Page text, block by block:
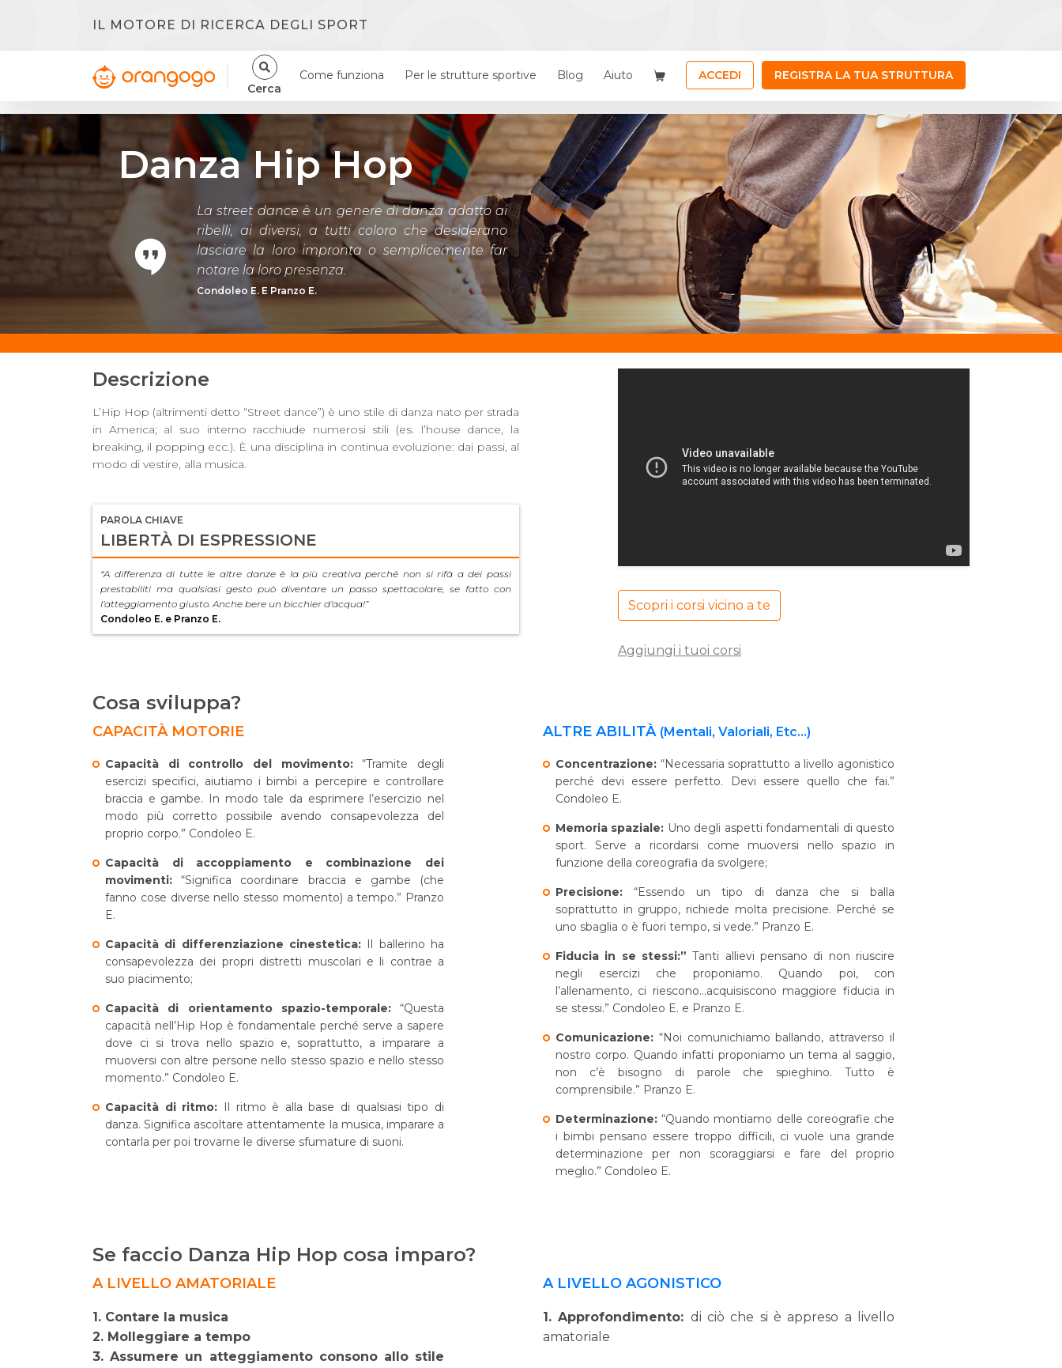
IL MOTORE DI RICERCA DEGLI SPORT
Cerca
Come funziona Per le strutture sportive Blog Aiuto ACCEDI REGISTRA LA TUA STRUTTURA
Danza Hip Hop
La street dance è un genere di danza adatto ai
ribelli, ai diversi, a tutti coloro che desiderano
lasciare la loro impronta o semplicemente far
notare la loro presenza.
Condoleo E. E Pranzo E.
Descrizione
L’Hip Hop (altrimenti detto “Street dance”) è uno stile di danza nato per strada
in America; al suo interno racchiude numerosi stili (es. l’house dance, la
breaking, il popping ecc.). È una disciplina in continua evoluzione: dai passi, al
modo di vestire, alla musica.
PAROLA CHIAVE
LIBERTÀ DI ESPRESSIONE
“A differenza di tutte le altre danze è la più creativa perché non si rifà a dei passi
prestabiliti ma qualsiasi gesto può diventare un passo spettacolare, se fatto con
l’atteggiamento giusto. Anche bere un bicchier d’acqua!”
Condoleo E. e Pranzo E.
Scopri i corsi vicino a te
Aggiungi i tuoi corsi
Cosa sviluppa?
CAPACITÀ MOTORIE
Capacità di controllo del movimento:“Tramite degli
esercizi specifici, aiutiamo i bimbi a percepire e controllare
braccia e gambe. In modo tale da esprimere l’esercizio nel
modo più corretto possibile avendo consapevolezza del
proprio corpo.” Condoleo E.
Capacità di accoppiamento e combinazione dei
movimenti:“Significa coordinare braccia e gambe (che
fanno cose diverse nello stesso momento) a tempo.” Pranzo
E.
Capacità di differenziazione cinestetica: Il ballerino ha
consapevolezza dei propri distretti muscolari e li contrae a
suo piacimento;
Capacità di orientamento spazio-temporale: “Questa
capacità nell’Hip Hop è fondamentale perché serve a sapere
dove ci si trova nello spazio e, soprattutto, a imparare a
muoversi con altre persone nello stesso spazio e nello stesso
momento.” Condoleo E.
Capacità di ritmo: Il ritmo è alla base di qualsiasi tipo di
danza. Significa ascoltare attentamente la musica, imparare a
contarla per poi trovarne le diverse sfumature di suoni.
ALTRE ABILITÀ (Mentali, Valoriali, Etc...)
Concentrazione: “Necessaria soprattutto a livello agonistico
perché devi essere perfetto. Devi essere quello che fai.”
Condoleo E.
Memoria spaziale: Uno degli aspetti fondamentali di questo
sport. Serve a ricordarsi come muoversi nello spazio in
funzione della coreografia da svolgere;
Precisione:“Essendo un tipo di danza che si balla
soprattutto in gruppo, richiede molta precisione. Perché se
uno sbaglia o è fuori tempo, si vede.” Pranzo E.
Fiducia in se stessi:”Tanti allievi pensano di non riuscire
negli esercizi che proponiamo. Quando poi, con
l’allenamento, ci riescono...acquisiscono maggiore fiducia in
se stessi.” Condoleo E. e Pranzo E.
Comunicazione: “Noi comunichiamo ballando, attraverso il
nostro corpo. Quando infatti proponiamo un tema al saggio,
non c’è bisogno di parole che spieghino. Tutto è
comprensibile.” Pranzo E.
Determinazione: “Quando montiamo delle coreografie che
i bimbi pensano essere troppo difficili, ci vuole una grande
determinazione per non scoraggiarsi e fare del proprio
meglio.” Condoleo E.
Se faccio Danza Hip Hop cosa imparo?
A LIVELLO AMATORIALE
1. Contare la musica
2. Molleggiare a tempo
3. Assumere un atteggiamento consono allo stile
A LIVELLO AGONISTICO
1. Approfondimento: di ciò che si è appreso a livello
amatoriale